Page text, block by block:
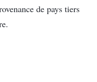
de pays tiers